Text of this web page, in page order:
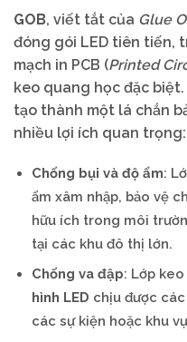
GOB, viết tắt của Glue
đóng gói LED tiên tiến,
mạch in PCB (Printed
keo quang học đặc
tạo thành một lá chắn
nhiều lợi ích quan trọng:
Chống bụi và độ ẩm:
ẩm xâm nhập, bảo vệ
hữu ích trong môi
tại các khu đô thị lớn.
Chống va đập: Lớp
hình LED chịu được
các sự kiện hoặc khu